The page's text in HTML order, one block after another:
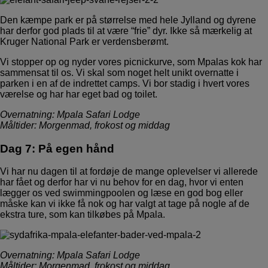
Den kæmpe park er på størrelse med hele Jylland og dyrene
har derfor god plads til at være “frie” dyr. Ikke så mærkelig at
Kruger National Park er verdensberømt.
Vi stopper op og nyder vores picnickurve, som Mpalas kok har
sammensat til os. Vi skal som noget helt unikt overnatte i
parken i en af de indrettet camps. Vi bor stadig i hvert vores
værelse og har har eget bad og toilet.
Overnatning: Mpala Safari Lodge
Måltider: Morgenmad, frokost og middag
Dag 7: På egen hånd
Vi har nu dagen til at fordøje de mange oplevelser vi allerede
har fået og derfor har vi nu behov for en dag, hvor vi enten
lægger os ved swimmingpoolen og læse en god bog eller
måske kan vi ikke få nok og har valgt at tage på nogle af de
ekstra ture, som kan tilkøbes på Mpala.
Overnatning: Mpala Safari Lodge